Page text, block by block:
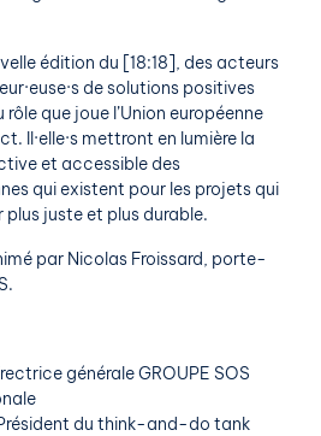
édition du [18:18], des acteurs
de solutions positives
que joue l’Union européenne
Il·elle·s mettront en lumière la
et accessible des
qui existent pour les projets qui
juste et plus durable.
par Nicolas Froissard, porte-
générale GROUPE SOS
du think-and-do tank